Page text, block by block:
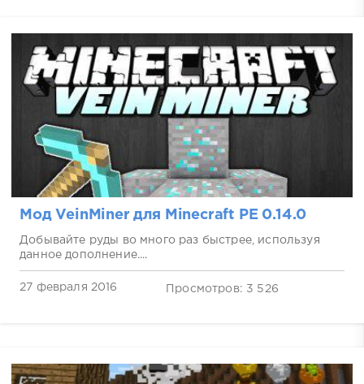
Мод VeinMiner для Minecraft PE 0.14.0
Добывайте руды во много раз быстрее, используя
данное дополнение....
27 февраля 2016 Просмотров: 3 526